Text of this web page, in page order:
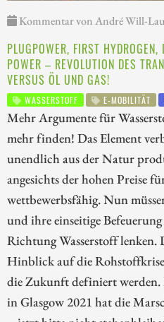
Kommentar von André Will-
PLUGPOWER, FIRST
POWER – REVOLUTION DES
VERSUS ÖL UND GAS!
WASSERSTOFF E-MOBILITÄT
Mehr Argumente für
mehr finden! Das Element
unendlich aus der Natur
angesichts der hohen Preise
wettbewerbsfähig. Nun
und ihre einseitige
Richtung Wasserstoff lenken.
Hinblick auf die
die Zukunft definiert werden.
in Glasgow 2021 hat die